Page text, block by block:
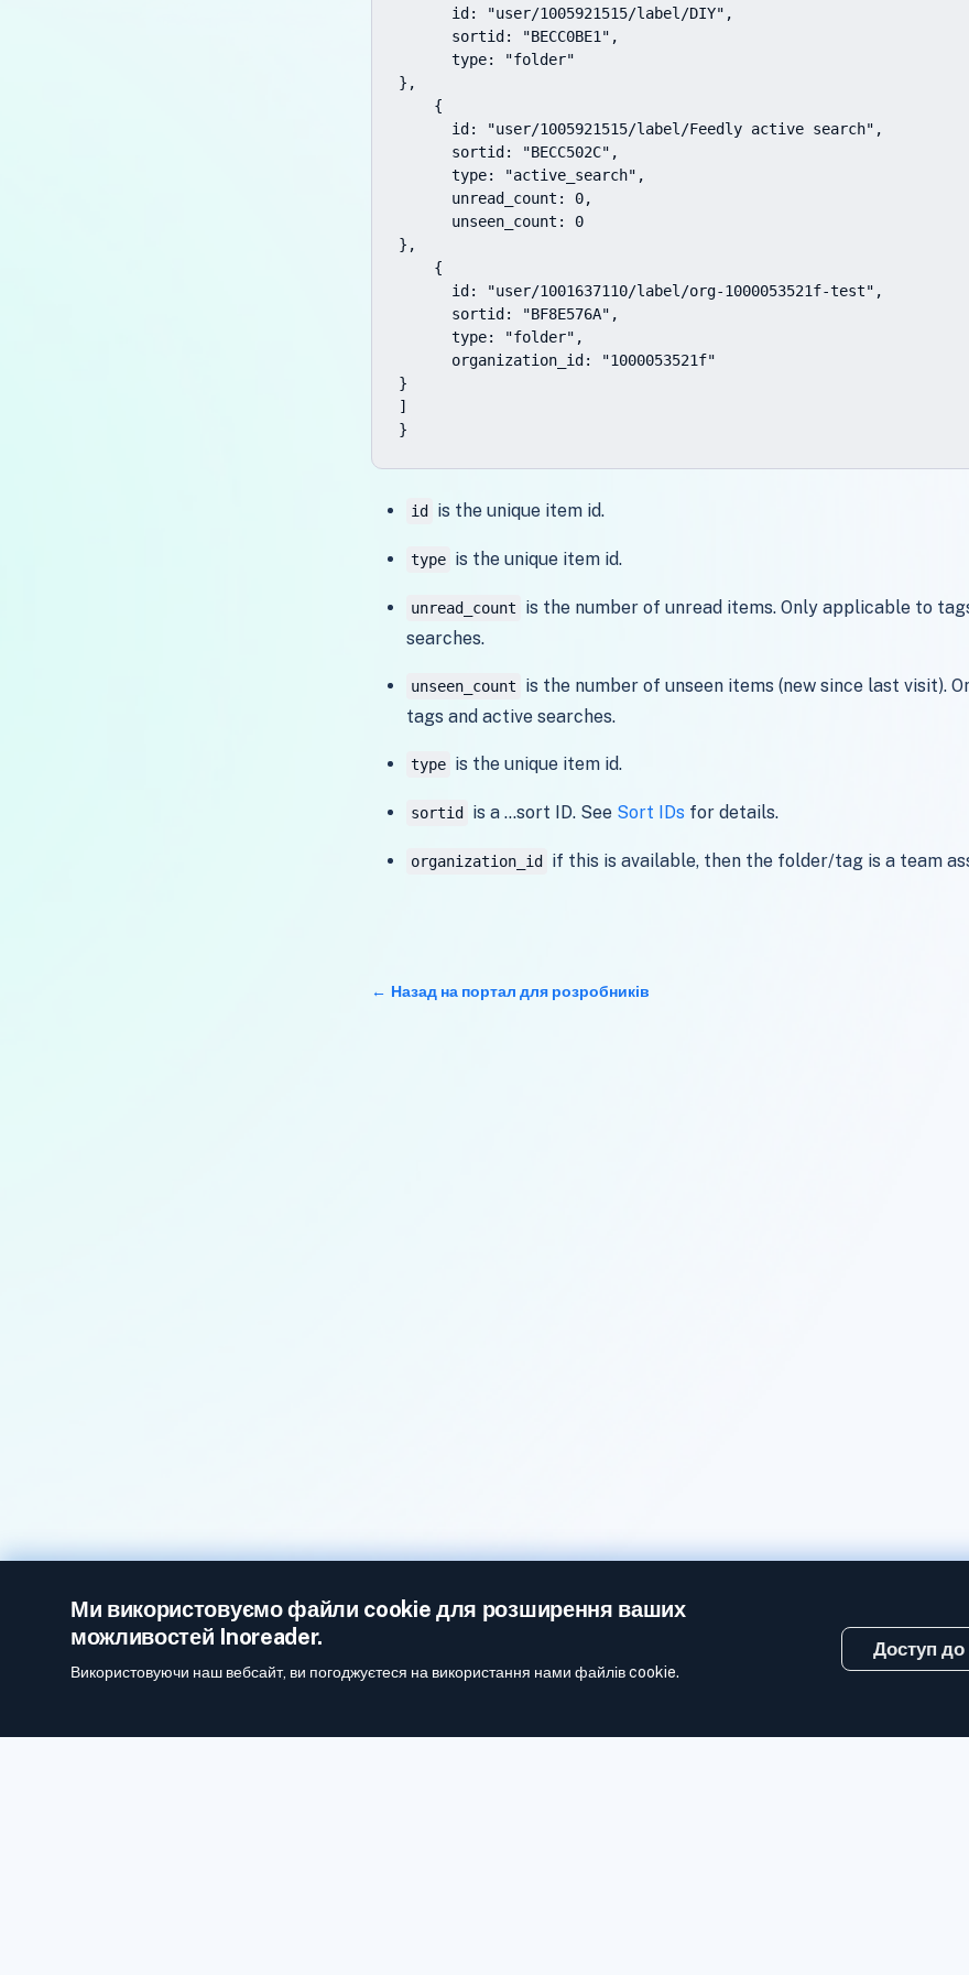
      id: "user/1005921515/label/DIY",
      sortid: "BECC0BE1",
      type: "folder"
},
    {
      id: "user/1005921515/label/Feedly active search",
      sortid: "BECC502C",
      type: "active_search",
      unread_count: 0,
      unseen_count: 0
},
    {
      id: "user/1001637110/label/org-1000053521f-test",
      sortid: "BF8E576A",
      type: "folder",
      organization_id: "1000053521f"
}
]
}
id is the unique item id.
type is the unique item id.
unread_count
is the number of unread items. Only applicable to
searches.
unseen_count
is the number of unseen items (new since last visit).
tags and active searches.
type is the unique item id.
sortid is a ...sort ID. See Sort IDs for details.
organization_id if this is available, then the folder/tag is a team
Назад на портал для розробників
Ми використовуємо файли cookie для розширення ваших
можливостей Inoreader.
Використовуючи наш вебсайт, ви погоджуєтеся на використання нами файлів cookie.
Доступ